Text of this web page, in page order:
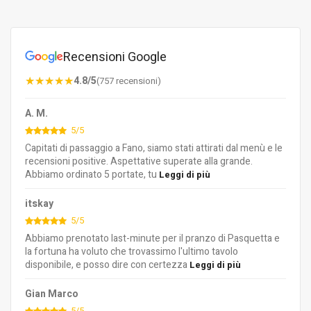
Recensioni Google
4.8/5(757 recensioni)
A. M.
5/5
Capitati di passaggio a Fano, siamo stati attirati dal menù e le
recensioni positive. Aspettative superate alla grande.
Abbiamo ordinato 5 portate, tu Leggi di più
itskay
5/5
Abbiamo prenotato last-minute per il pranzo di Pasquetta e
la fortuna ha voluto che trovassimo l'ultimo tavolo
disponibile, e posso dire con certezza Leggi di più
Gian Marco